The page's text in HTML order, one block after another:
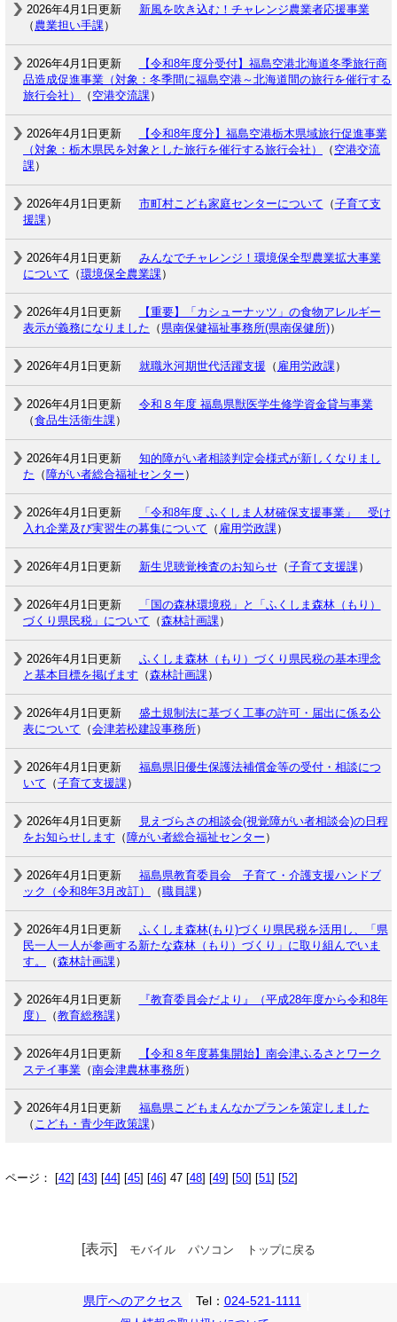
2026年4月1日更新
新風を吹き込む！チャレンジ農業者応援事業
（ 農業担い手課）
2026年4月1日更新
【令和8年度分受付】福島空港北海道冬季旅行商
品造成促進事業（対象：冬季間に福島空港～北海道間の旅行を催行する
旅行会社）
（ 空港交流課）
2026年4月1日更新
【令和8年度分】福島空港栃木県域旅行促進事業
（対象：栃木県民を対象とした旅行を催行する旅行会社）
（ 空港交流
課）
2026年4月1日更新 市町村こども家庭センターについて （子育て支
援課）
2026年4月1日更新
みんなでチャレンジ！環境保全型農業拡大事業
について （環境保全農業課）
2026年4月1日更新
【重要】「カシューナッツ」の食物アレルギー
表示が義務になりました （ 県南保健福祉事務所(県南保健所)）
2026年4月1日更新 就職氷河期世代活躍支援 （ 雇用労政課）
2026年4月1日更新
令和８年度 福島県獣医学生修学資金貸与事業
（食品生活衛生課）
2026年4月1日更新
知的障がい者相談判定会様式が新しくなりまし
た （ 障がい者総合福祉センター ）
2026年4月1日更新
「令和8年度 ふくしま人材確保支援事業」 受け
入れ企業及び実習生の募集について （ 雇用労政課）
2026年4月1日更新 新生児聴覚検査のお知らせ（子育て支援課）
2026年4月1日更新
「国の森林環境税」と「ふくしま森林（もり）
づくり県民税」について （森林計画課）
2026年4月1日更新
ふくしま森林（もり）づくり県民税の基本理念
と基本目標を掲げます （森林計画課）
2026年4月1日更新
盛土規制法に基づく工事の許可・届出に係る公
表について （会津若松建設事務所）
2026年4月1日更新
福島県旧優生保護法補償金等の受付・相談につ
いて （子育て支援課）
2026年4月1日更新
見えづらさの相談会(視覚障がい者相談会)の日程
をお知らせします （ 障がい者総合福祉センター ）
2026年4月1日更新
福島県教育委員会 子育て・介護支援ハンドブ
ック（令和8年3月改訂）
（職員課）
2026年4月1日更新
ふくしま森林(もり)づくり県民税を活用し、「県
民一人一人が参画する新たな森林（もり）づくり」に取り組んでいま
す。
（森林計画課）
2026年4月1日更新
『教育委員会だより』（平成28年度から令和8年
度）
（教育総務課）
2026年4月1日更新
【令和８年度募集開始】南会津ふるさとワーク
ステイ事業 （南会津農林事務所）
2026年4月1日更新
福島県こどもまんなかプランを策定しました
（ こども・青少年政策課）
ページ： [42] [43] [44] [45] [46] 47 [48] [49] [50] [51] [52]
[表示] モバイル パソコン トップに戻る
県庁へのアクセス Tel： 024-521-1111